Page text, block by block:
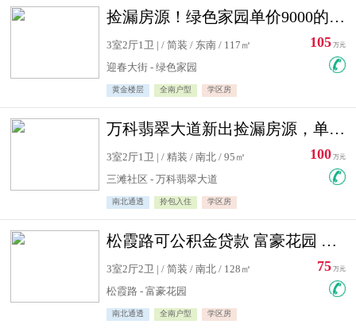
捡漏房源！绿色家园单价9000的大三居，实验小学永明双学区
3室2厅1卫 | / 简装 / 东南 / 117㎡
迎春大街 - 绿色家园
黄金楼层 全南户型 学区房
105 万元
万科翡翠大道新出捡漏房源，单价10500精装修
3室2厅1卫 | / 精装 / 南北 / 95㎡
三滩社区 - 万科翡翠大道
南北通透 拎包入住 学区房
100 万元
松霞路可公积金贷款 富豪花园 复式住宅急售送小棚
3室2厅2卫 | / 简装 / 南北 / 128㎡
松霞路 - 富豪花园
南北通透 全南户型 学区房
75 万元